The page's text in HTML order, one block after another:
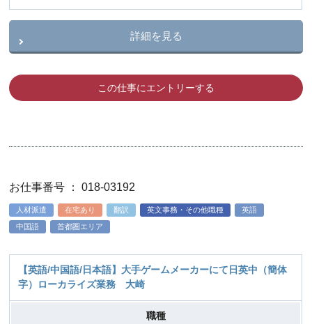
詳細を見る
この仕事にエントリーする
お仕事番号 ： 018-03192
人材派遣 在宅あり 翻訳 英文事務・その他職種
英語
中国語
首都圏エリア
【英語/中国語/日本語】大手ゲームメーカーにて日英中（簡体
字）ローカライズ業務 大崎
職種